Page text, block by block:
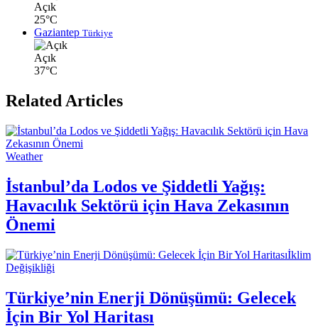
Açık
25°C
Gaziantep Türkiye
Açık
37°C
Related Articles
Weather
İstanbul’da Lodos ve Şiddetli Yağış:
Havacılık Sektörü için Hava Zekasının
Önemi
İklim
Değişikliği
Türkiye’nin Enerji Dönüşümü: Gelecek
İçin Bir Yol Haritası